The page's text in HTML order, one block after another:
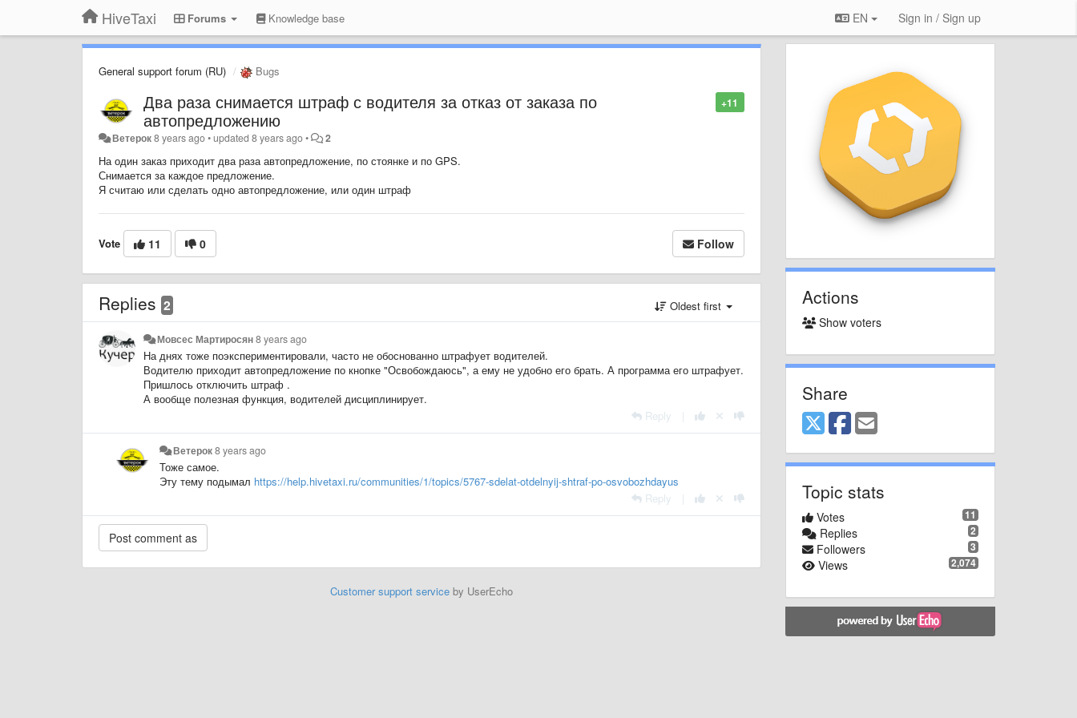
HiveTaxi Forums Knowledge base EN Sign in / Sign up
General support forum (RU) Bugs
+11
Два раза снимается штраф с водителя за отказ от заказа по
автопредложению
Ветерок8 years ago•updated8 years ago• 2
На один заказ приходит два раза автопредложение, по стоянке и по GPS.
Снимается за каждое предложение.
Я считаю или сделать одно автопредложение, или один штраф
Vote 11 0 Follow
Replies 2 Oldest first
Мовсес Мартиросян8 years ago
На днях тоже поэкспериментировали, часто не обоснованно штрафует водителей.
Водителю приходит автопредложение по кнопке "Освобождаюсь", а ему не удобно его брать. А программа его штрафует.
Пришлось отключить штраф .
А вообще полезная функция, водителей дисциплинирует.
Reply
Ветерок8 years ago
Тоже самое.
Эту тему подымал https://help.hivetaxi.ru/communities/1/topics/5767-sdelat-otdelnyij-shtraf-po-osvobozhdayus
Reply
Customer support serviceby UserEcho
Actions
Show voters
Share
Topic stats
11
Votes
2
Replies
3
Followers
2,074
Views